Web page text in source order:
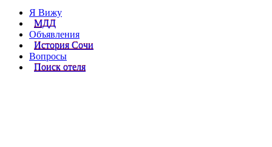
Я Вижу
МДД
Объявления
История Сочи
Вопросы
Поиск отеля